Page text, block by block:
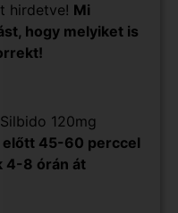
hirdetve! Mi
hogy melyiket is
120mg
előtt 45-60 perccel
4-8 órán át